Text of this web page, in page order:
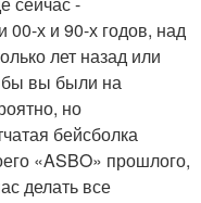
х и 90-х годов, над
лет назад или
бы вы были на
но
бейсболка
«ASBO» прошлого,
делать все